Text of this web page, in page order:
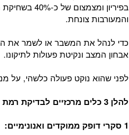
בפיריון
והמעורבות צונחת.
כדי לנהל את המשבר או לשמר את
אבחון המצב ונקיטת פעולות לתיקונו.
לפני שהוא נוקט פעולה כלשהי,
להלן 3 כלים מרכזיים לבדיקת רמת האמון של העובדים בהנהלה:
1 סקרי דופק ממוקדים ואנונימיים: